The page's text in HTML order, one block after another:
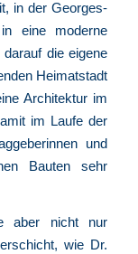
in der Georges-
eine moderne
die eigene
Heimatstadt
Architektur im
im Laufe der
und
Bauten sehr
aber nicht nur
wie Dr.